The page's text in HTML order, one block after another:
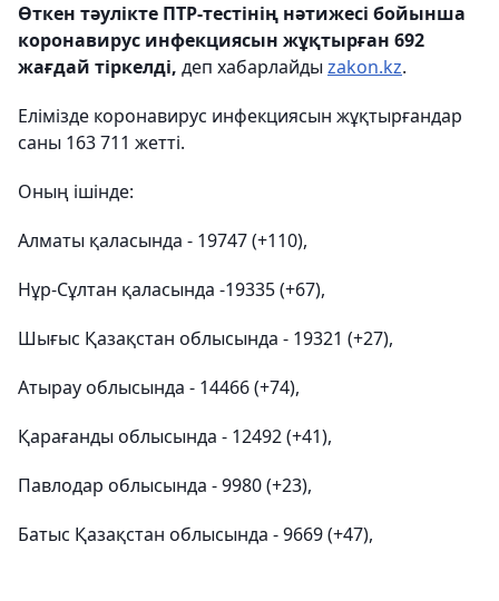
Өткен тәулікте ПТР-тестінің нәтижесі бойынша
коронавирус инфекциясын жұқтырған 692
жағдай тіркелді, деп хабарлайды zakon.kz.
Елімізде коронавирус инфекциясын жұқтырғандар
саны 163 711 жетті.
Оның ішінде:
Алматы қаласында - 19747 (+110),
Нұр-Сұлтан қаласында -19335 (+67),
Шығыс Қазақстан облысында - 19321 (+27),
Атырау облысында - 14466 (+74),
Қарағанды облысында - 12492 (+41),
Павлодар облысында - 9980 (+23),
Батыс Қазақстан облысында - 9669 (+47),